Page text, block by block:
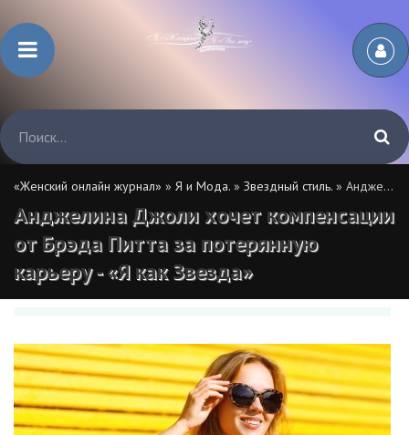
«Женский онлайн журнал» » Я и Мода. » Звездный стиль. » Анджелина Джоли хочет компенсации от Брэда Питта за потерянную карьеру - «Я как Звезда»
Анджелина Джоли хочет компенсации
от Брэда Питта за потерянную
карьеру - «Я как Звезда»